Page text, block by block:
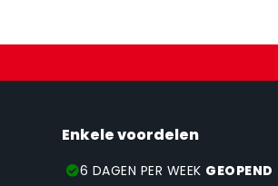
Enkele voordelen
6 DAGEN PER WEEK GEOPEND